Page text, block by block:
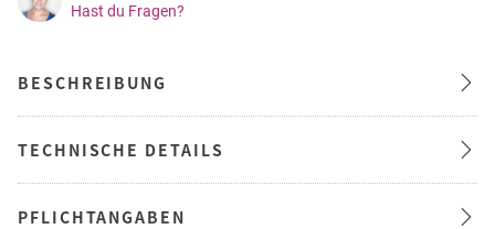
Hast du Fragen?
BESCHREIBUNG
TECHNISCHE DETAILS
PFLICHTANGABEN